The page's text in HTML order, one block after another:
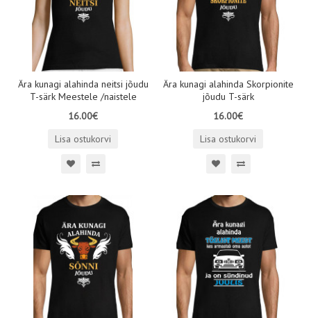
Ära kunagi alahinda neitsi jõudu
T-särk Meestele /naistele
16.00€
Lisa ostukorvi
Ära kunagi alahinda Skorpionite
jõudu T-särk
16.00€
Lisa ostukorvi